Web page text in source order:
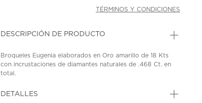
TÉRMINOS Y CONDICIONES
DESCRIPCIÓN DE PRODUCTO
Broqueles Eugenia elaborados en Oro amarillo de 18 Kts
con incrustaciones de diamantes naturales de .468 Ct. en
total.
DETALLES